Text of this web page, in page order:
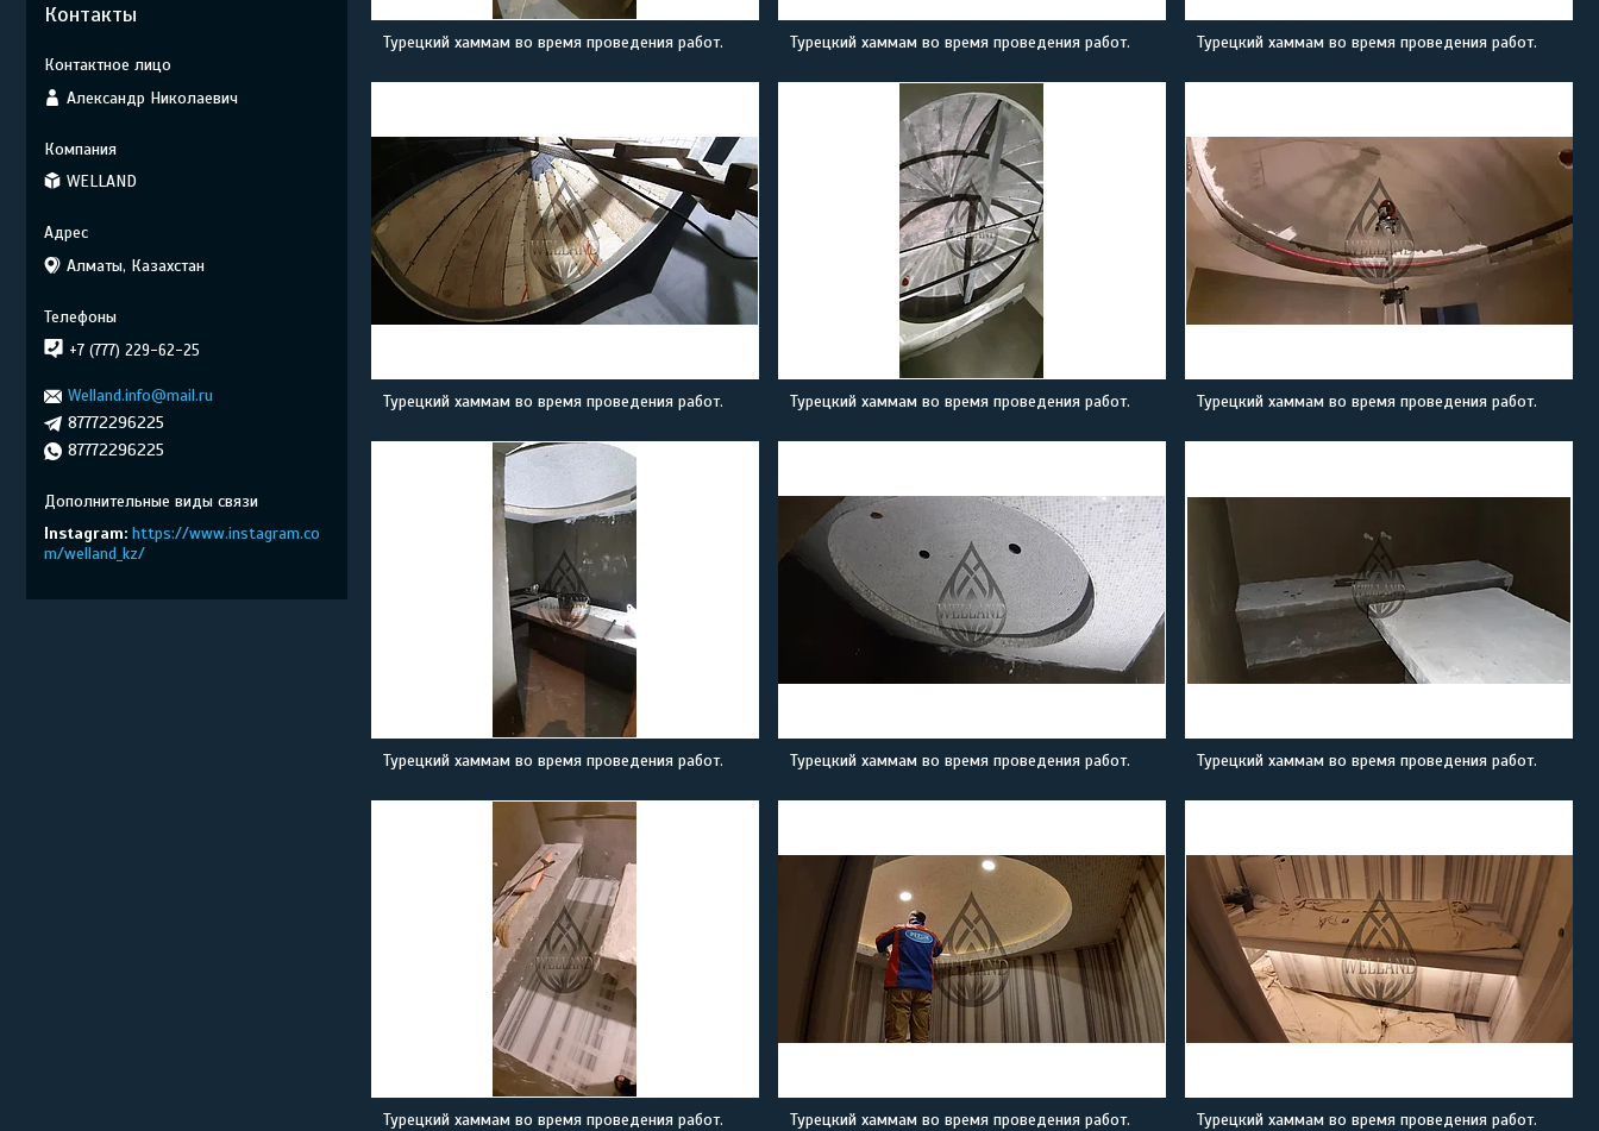
Турецкий хаммам во время проведения работ. Турецкий хаммам во время проведения работ. Турецкий хаммам во время проведения работ.
Турецкий хаммам во время проведения работ. Турецкий хаммам во время проведения работ. Турецкий хаммам во время проведения работ.
Турецкий хаммам во время проведения работ. Турецкий хаммам во время проведения работ. Турецкий хаммам во время проведения работ.
Турецкий хаммам во время проведения работ. Турецкий хаммам во время проведения работ. Турецкий хаммам во время проведения работ.
Контакты
Александр Николаевич
WELLAND
Алматы, Казахстан
+7 (777) 229-62-25
Welland.info@mail.ru
87772296225
87772296225
Instagram https://www.instagram.co
m/welland_kz/